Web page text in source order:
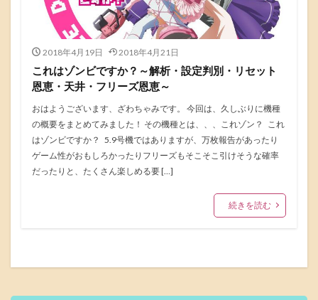
2018年4月19日 2018年4月21日
これはゾンビですか？～解析・設定判別・リセット
恩恵・天井・フリーズ恩恵～
おはようございます、ざわちゃみです。 今回は、久しぶりに機種
の概要をまとめてみました！ その機種とは、、、これゾン？ これ
はゾンビですか？ 5.9号機ではありますが、万枚報告があったり
ゲーム性がおもしろかったりフリーズもそこそこ引けそうな確率
だったりと、たくさん楽しめる要 […]
続きを読む